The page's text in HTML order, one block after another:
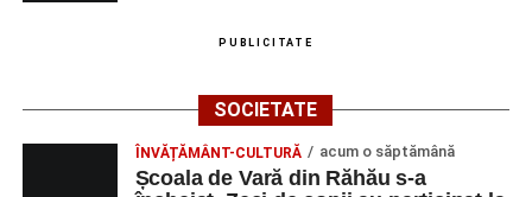
PUBLICITATE
SOCIETATE
ÎNVĂȚĂMÂNT-CULTURĂ acum o săptămână
Școala de Vară din Răhău s-a